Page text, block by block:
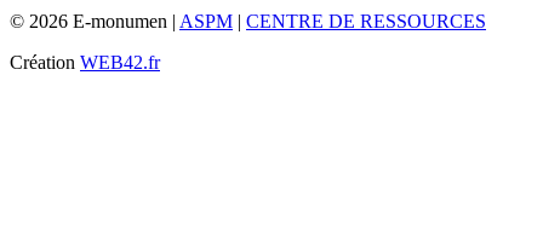
© 2026 E-monumen | ASPM | CENTRE DE RESSOURCES
Création WEB42.fr